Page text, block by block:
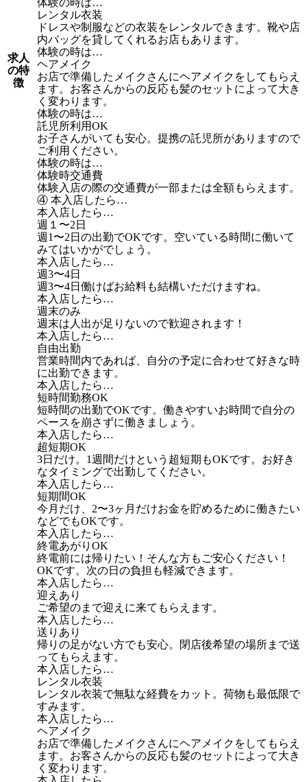
求人
の特
徴
レンタル衣装
ドレスや制服などの衣装をレンタルできます。靴や店
内バッグを貸してくれるお店もあります。
体験の時は…
ヘアメイク
お店で準備したメイクさんにヘアメイクをしてもらえ
ます。お客さんからの反応も髪のセットによって大き
く変わります。
体験の時は…
託児所利用OK
お子さんがいても安心。提携の託児所がありますので
ご利用ください。
体験の時は…
体験時交通費
体験入店の際の交通費が一部または全額もらえます。
④ 本入店したら…
本入店したら…
週１〜2日
週1〜2日の出勤でOKです。空いている時間に働いて
みてはいかがでしょう。
本入店したら…
週3〜4日
週3〜4日働けばお給料も結構いただけますね。
本入店したら…
週末のみ
週末は人出が足りないので歓迎されます！
本入店したら…
自由出勤
営業時間内であれば、自分の予定に合わせて好きな時
に出勤できます。
本入店したら…
短時間勤務OK
短時間の出勤でOKです。働きやすいお時間で自分の
ペースを崩さずに働きましょう。
本入店したら…
超短期OK
3日だけ。1週間だけという超短期もOKです。お好き
なタイミングで出勤してください。
本入店したら…
短期間OK
今月だけ、2〜3ヶ月だけお金を貯めるために働きたい
などでもOKです。
本入店したら…
終電あがりOK
終電前には帰りたい！そんな方もご安心ください！
OKです。次の日の負担も軽減できます。
本入店したら…
迎えあり
ご希望のまで迎えに来てもらえます。
本入店したら…
送りあり
帰りの足がない方でも安心。閉店後希望の場所まで送
ってもらえます。
本入店したら…
レンタル衣装
レンタル衣装で無駄な経費をカット。荷物も最低限で
すみます。
本入店したら…
ヘアメイク
お店で準備したメイクさんにヘアメイクをしてもらえ
ます。お客さんからの反応も髪のセットによって大き
く変わります。